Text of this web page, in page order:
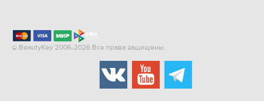
© BeautyKey 2006-2026 Все права защищены.